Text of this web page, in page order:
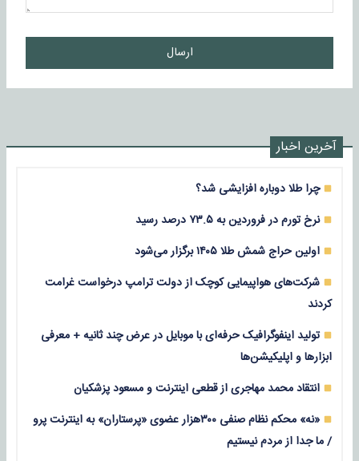
ارسال
آخرین اخبار
چرا طلا دوباره افزایشی شد؟
نرخ تورم در فروردین به ۷۳.۵ درصد رسید
اولین حراج شمش طلا ۱۴۰۵ برگزار می‌شود
شرکت‌های هواپیمایی کوچک از دولت ترامپ درخواست غرامت
کردند
تولید اینفوگرافیک حرفه‌ای با موبایل در عرض چند ثانیه + معرفی
ابزارها و اپلیکیشن‌ها
انتقاد محمد مهاجری از قطعی اینترنت و مسعود پزشکیان
«نه» محکم نظام صنفی ۳۰۰هزار عضوی «پرستاران» به اینترنت پرو
/ ما جدا از مردم نیستیم